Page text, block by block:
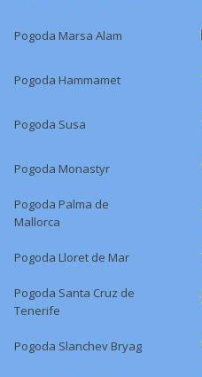
Pogoda Marsa Alam
Pogoda Hammamet
Pogoda Susa
Pogoda Monastyr
Pogoda Palma de
Mallorca
Pogoda Lloret de Mar
Pogoda Santa Cruz de
Tenerife
Pogoda Slanchev Bryag